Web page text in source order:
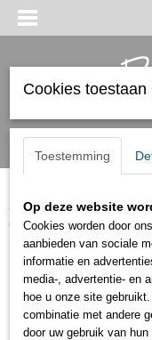
Inloggen Registreren
Home >Heren
blauw.
Cookies toestaan
Toestemming
Op deze website
Cookies worden door
aanbieden van sociale
informatie en
media-, advertentie- en
hoe u onze site
combinatie met andere
door uw gebruik van